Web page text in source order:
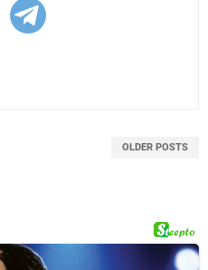
OLDER POSTS